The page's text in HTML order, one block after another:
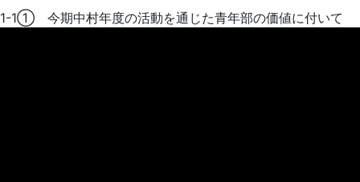
1-1① 今期中村年度の活動を通じた青年部の価値に付いて